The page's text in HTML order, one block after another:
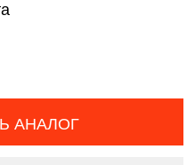
АНАЛОГ